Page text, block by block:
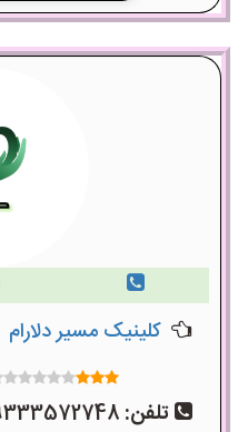
کلینیک مسیر دلارام
تلفن: